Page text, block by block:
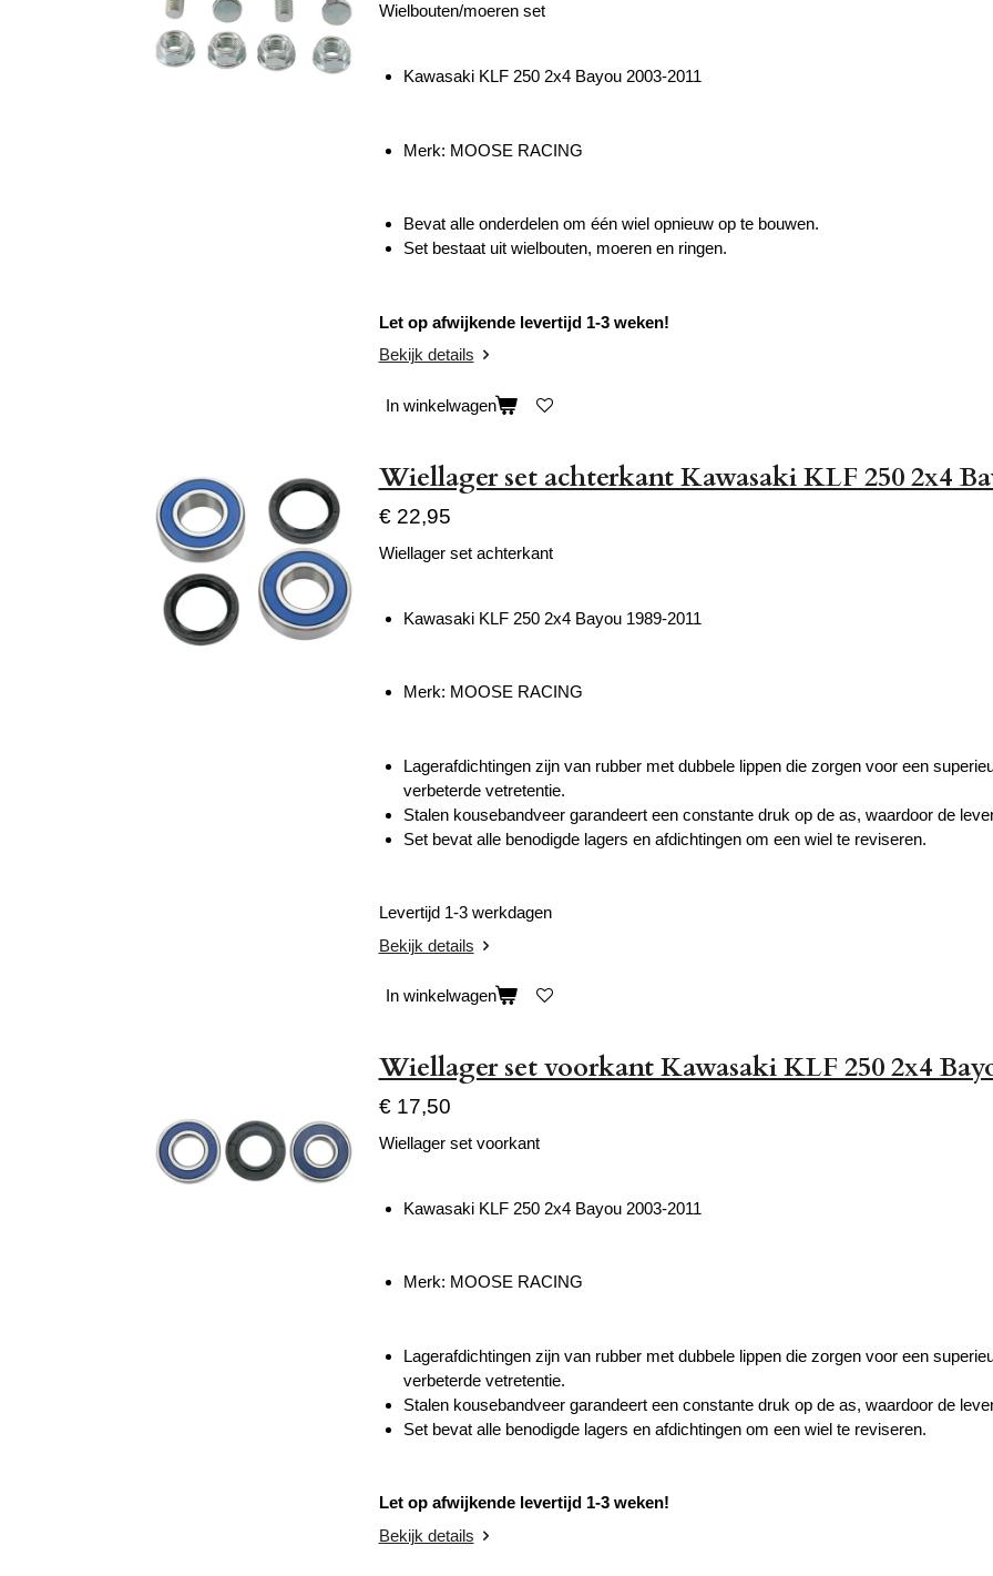
Wielbouten/moeren set
Kawasaki KLF 250 2x4 Bayou 2003-2011
Merk: MOOSE RACING
Bevat alle onderdelen om één wiel opnieuw op te bouwen.
Set bestaat uit wielbouten, moeren en ringen.
Let op afwijkende levertijd 1-3 weken!
Bekijk details
In winkelwagen
Wiellager set achterkant Kawasaki KLF 250 2x4
€ 22,95
Wiellager set achterkant
Kawasaki KLF 250 2x4 Bayou 1989-2011
Merk: MOOSE RACING
Lagerafdichtingen zijn van rubber met dubbele lippen die zorgen voor een
verbeterde vetretentie.
Stalen kousebandveer garandeert een constante druk op de as, waardoor de
Set bevat alle benodigde lagers en afdichtingen om een ​​wiel te reviseren.
Levertijd 1-3 werkdagen
Bekijk details
In winkelwagen
Wiellager set voorkant Kawasaki KLF 250 2x4
€ 17,50
Wiellager set voorkant
Kawasaki KLF 250 2x4 Bayou 2003-2011
Merk: MOOSE RACING
Lagerafdichtingen zijn van rubber met dubbele lippen die zorgen voor een
verbeterde vetretentie.
Stalen kousebandveer garandeert een constante druk op de as, waardoor de
Set bevat alle benodigde lagers en afdichtingen om een ​​wiel te reviseren.
Let op afwijkende levertijd 1-3 weken!
Bekijk details